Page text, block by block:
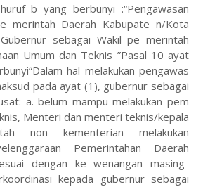
b yang berbunyi :“Pengawasan
merintah Daerah Kabupate n/Kota
sebagai Wakil pe merintah
Umum dan Teknis ”Pasal 10 ayat
hal melakukan pengawas
pada ayat (1), gubernur sebagai
a. belum mampu melakukan pem
Menteri dan menteri teknis/kepala
non kementerian melakukan
Pemerintahan Daerah
dengan ke wenangan masing-
kepada gubernur sebagai